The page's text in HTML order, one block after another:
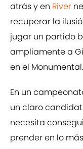
atrás y en River
recuperar la
jugar un partido
ampliamente a
en el Monumental.
En un
un claro
necesita
prender en lo